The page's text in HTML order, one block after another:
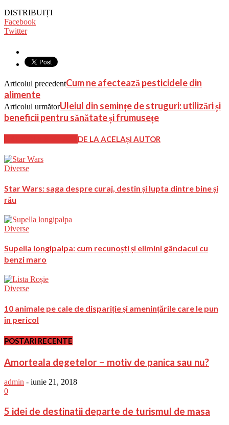
DISTRIBUIȚI
Facebook
Twitter
Articolul precedentCum ne afectează pesticidele din
alimente
Articolul următorUleiul din semințe de struguri: utilizări și
beneficii pentru sănătate și frumusețe
DE LA ACELAȘI AUTOR
Diverse
Star Wars: saga despre curaj, destin și lupta dintre bine și
rău
Diverse
Supella longipalpa: cum recunoști și elimini gândacul cu
benzi maro
Diverse
10 animale pe cale de dispariție și amenințările care le pun
în pericol
POSTARI RECENTE
Amorteala degetelor – motiv de panica sau nu?
admin - iunie 21, 2018
0
5 idei de destinatii departe de turismul de masa